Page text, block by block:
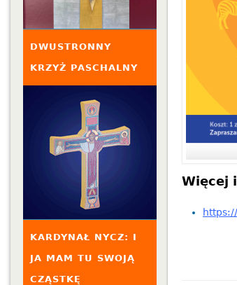
Więcej
DWUSTRONNY
KRZYŻ PASCHALNY
KARDYNAŁ NYCZ: I
JA MAM TU SWOJĄ
CZĄSTKĘ